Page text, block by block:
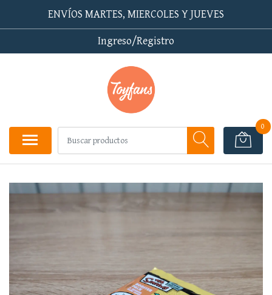
ENVÍOS MARTES, MIERCOLES Y JUEVES
Ingreso/Registro
0